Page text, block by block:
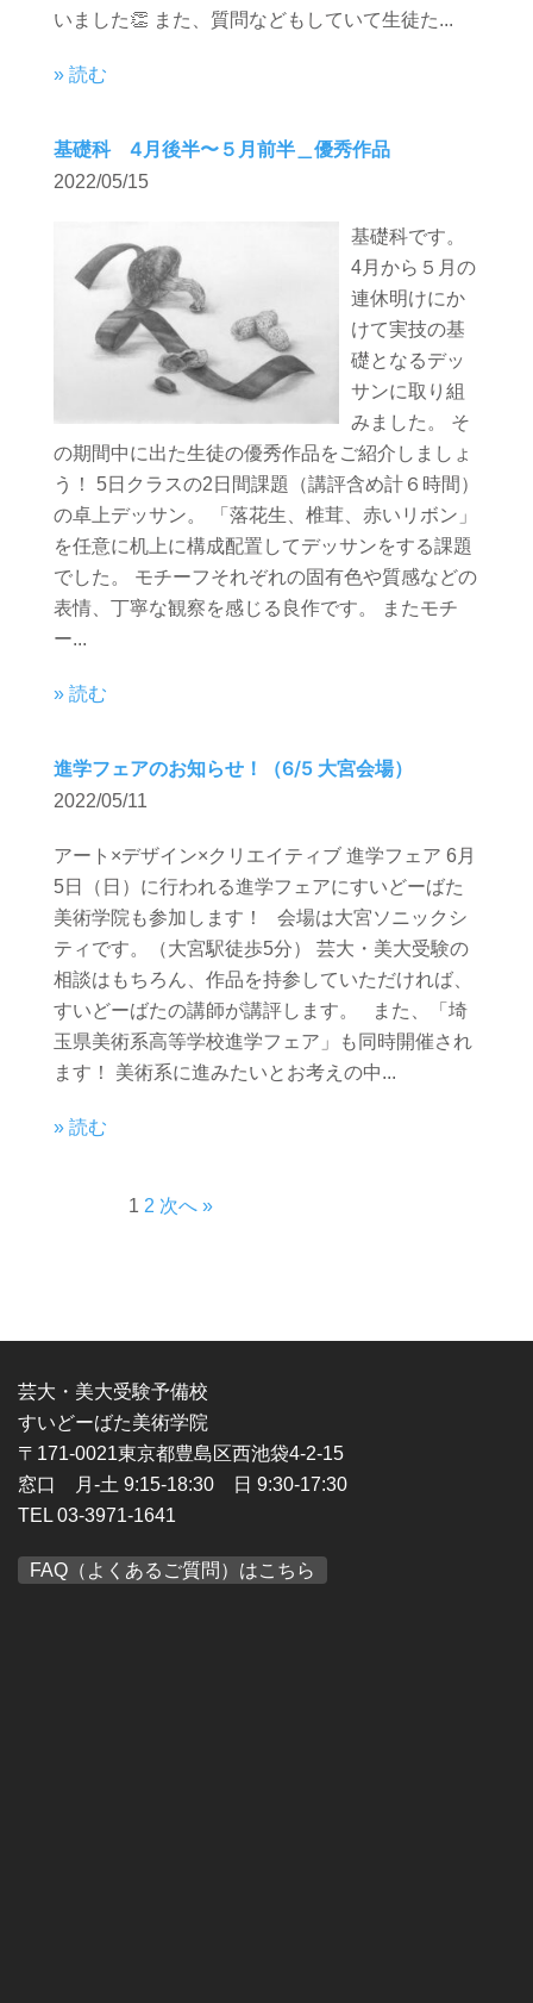
いました👏 また、質問などもしていて生徒た...
» 読む
基礎科 4月後半〜５月前半＿優秀作品
2022/05/15
基礎科です。
4月から５月の
連休明けにか
けて実技の基
礎となるデッ
サンに取り組
みました。 そ
の期間中に出た生徒の優秀作品をご紹介しましょ
う！ 5日クラスの2日間課題（講評含め計６時間）
の卓上デッサン。 「落花生、椎茸、赤いリボン」
を任意に机上に構成配置してデッサンをする課題
でした。 モチーフそれぞれの固有色や質感などの
表情、丁寧な観察を感じる良作です。 またモチ
ー...
» 読む
進学フェアのお知らせ！（6/5 大宮会場）
2022/05/11
アート×デザイン×クリエイティブ 進学フェア 6月
5日（日）に行われる進学フェアにすいどーばた
美術学院も参加します！ 会場は大宮ソニックシ
ティです。（大宮駅徒歩5分） 芸大・美大受験の
相談はもちろん、作品を持参していただければ、
すいどーばたの講師が講評します。 また、「埼
玉県美術系高等学校進学フェア」も同時開催され
ます！ 美術系に進みたいとお考えの中...
» 読む
1 2 次へ »
芸大・美大受験予備校
すいどーばた美術学院
〒171-0021東京都豊島区西池袋4-2-15
窓口 月-土 9:15-18:30 日 9:30-17:30
TEL 03-3971-1641
FAQ（よくあるご質問）はこちら